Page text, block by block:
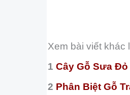
Xem bài viết khác
1 Cây Gỗ Sưa
2 Phân Biệt Gỗ